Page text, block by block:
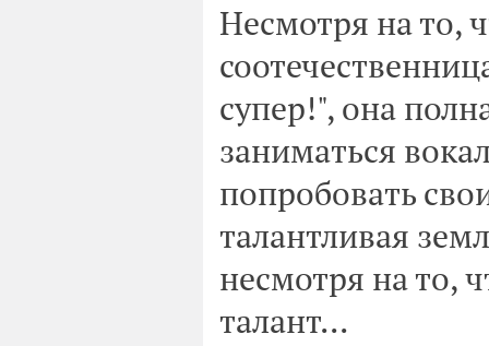
Несмотря на то,
супер!", она
заниматься
попробовать
талантливая
несмотря на то,
талант...